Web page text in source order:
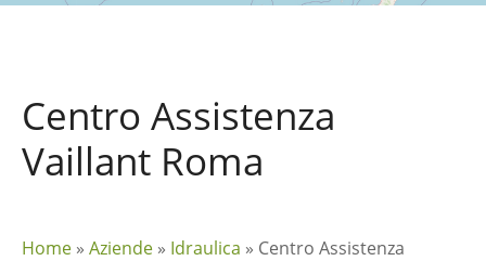
Centro Assistenza
Vaillant Roma
Home » Aziende » Idraulica » Centro Assistenza